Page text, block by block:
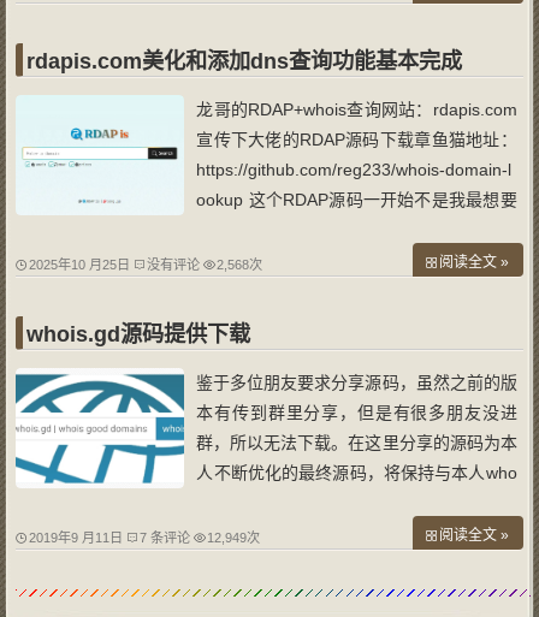
现。 一是增加缓存功能（同时支持手动在
线
rdapis.com美化和添加dns查询功能基本完成
龙哥的RDAP+whois查询网站：rdapis.com
宣传下大佬的RDAP源码下载章鱼猫地址：
https://github.com/reg233/whois-domain-l
ookup 这个RDAP源码一开始不是我最想要
接下载下来然后上传到服务器的那种。因为
呢？主要是whois以后将退出舞台，以前那
2025年10 月25日 没有评论 2,568次 阅读全文 »
whois.gd源码提供下载
鉴于多位朋友要求分享源码，虽然之前的版
本有传到群里分享，但是有很多朋友没进
群，所以无法下载。在这里分享的源码为本
人不断优化的最终源码，将保持与本人who
提供，经过本人以及朋友共同优化。若发现
迎反馈！ 感谢 222.ee 提供初始源码，梁轲
2019年9 月11日 7 条评论 12,949次 阅读全文 »